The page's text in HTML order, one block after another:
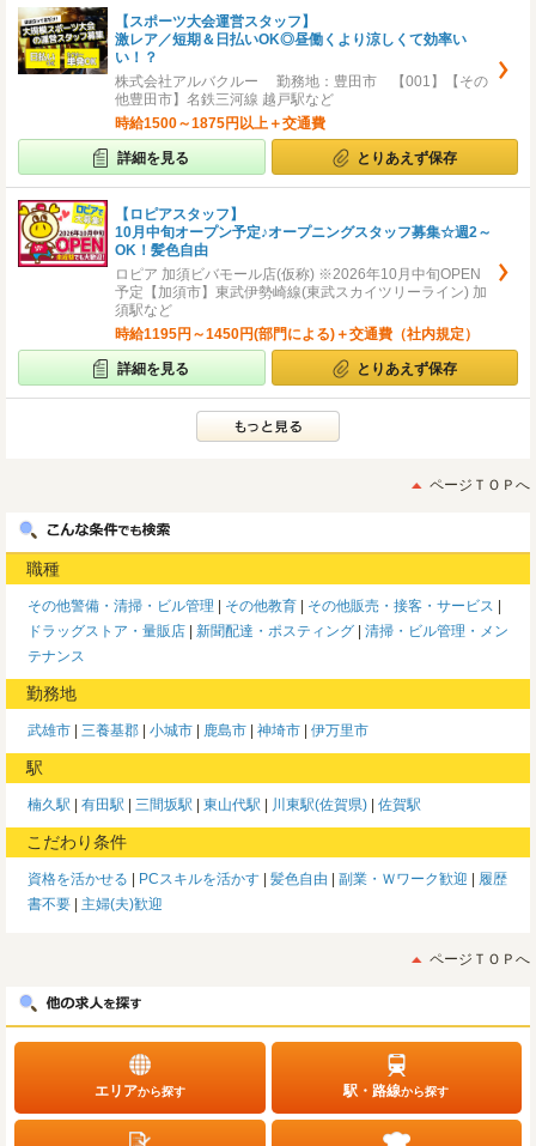
【スポーツ大会運営スタッフ】
激レア／短期＆日払いOK◎昼働くより涼しくて効率い
い！？
株式会社アルバクルー 勤務地：豊田市 【001】【その
他豊田市】名鉄三河線 越戸駅など
時給1500～1875円以上＋交通費
詳細を見る とりあえず保存
【ロピアスタッフ】
10月中旬オープン予定♪オープニングスタッフ募集☆週2～
OK！髪色自由
ロピア 加須ビバモール店(仮称) ※2026年10月中旬OPEN
予定【加須市】東武伊勢崎線(東武スカイツリーライン) 加
須駅など
時給1195円～1450円(部門による)＋交通費（社内規定）
詳細を見る とりあえず保存
ページＴＯＰへ
職種
その他警備・清掃・ビル管理 その他教育
その他販売・接客・サービス
ドラッグストア・量販店
新聞配達・ポスティング
清掃・ビル管理・メン
テナンス
勤務地
武雄市 三養基郡 小城市 鹿島市 神埼市 伊万里市
駅
楠久駅 有田駅 三間坂駅 東山代駅 川東駅(佐賀県) 佐賀駅
こだわり条件
資格を活かせる PCスキルを活かす 髪色自由 副業・Ｗワーク歓迎
履歴
書不要
主婦(夫)歓迎
ページＴＯＰへ
エリアから探す 駅・路線から探す